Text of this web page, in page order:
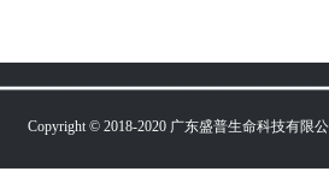
Copyright © 2018-2020 广东盛普生命科技有限